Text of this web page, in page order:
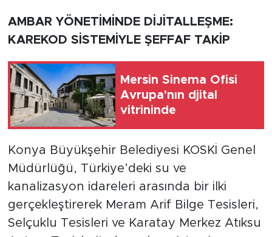
AMBAR YÖNETİMİNDE DİJİTALLEŞME:
KAREKOD SİSTEMİYLE ŞEFFAF TAKİP
Mersin Sinema Ofisi
Avrupa'nın djital
vitrininde
Konya Büyükşehir Belediyesi KOSKİ Genel
Müdürlüğü, Türkiye’deki su ve
kanalizasyon idareleri arasında bir ilki
gerçekleştirerek Meram Arif Bilge Tesisleri,
Selçuklu Tesisleri ve Karatay Merkez Atıksu